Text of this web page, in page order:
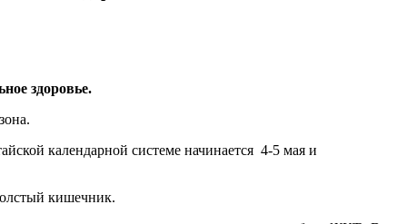
здоровье.
календарной системе начинается 4-5 мая и
кишечник.